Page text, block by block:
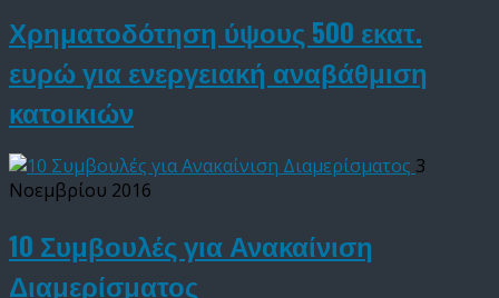
Χρηματοδότηση ύψους 500 εκατ.
ευρώ για ενεργειακή αναβάθμιση
κατοικιών
3
Νοεμβρίου 2016
10 Συμβουλές για Ανακαίνιση
Διαμερίσματος